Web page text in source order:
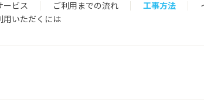
ービス ご利用までの流れ 工事方法
用いただくには